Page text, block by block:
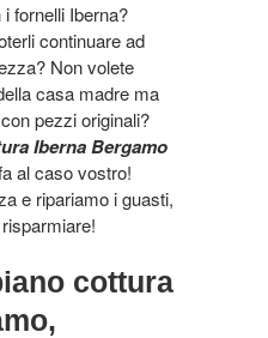
fornelli Iberna?
continuare ad
Non volete
casa madre ma
pezzi originali?
Iberna Bergamo
al caso vostro!
e ripariamo i guasti,
cottura